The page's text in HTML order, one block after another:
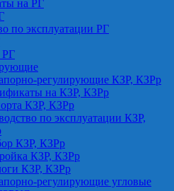
на РГ
по эксплуатации РГ
РГ
регулирующие КЗР, КЗРр
на КЗР, КЗРр
КЗР, КЗРр
по эксплуатации КЗР,
КЗР, КЗРр
КЗР, КЗРр
КЗР, КЗРр
регулирующие угловые